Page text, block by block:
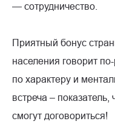
— сотрудничество.
Приятный бонус
населения говорит
по характеру и
встреча – показатель,
смогут договориться!